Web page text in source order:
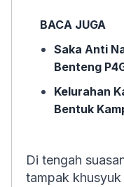
BACA JUGA
Saka Anti
Benteng
Kelurahan
Bentuk
Di tengah
tampak